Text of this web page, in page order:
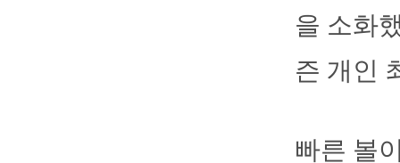
을 소화
즌 개인
빠른 볼